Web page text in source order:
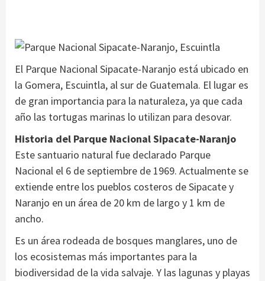
El Parque Nacional Sipacate-Naranjo está ubicado en
la Gomera, Escuintla, al sur de Guatemala. El lugar es
de gran importancia para la naturaleza, ya que cada
año las tortugas marinas lo utilizan para desovar.
Historia del Parque Nacional Sipacate-Naranjo
Este santuario natural fue declarado Parque
Nacional el 6 de septiembre de 1969. Actualmente se
extiende entre los pueblos costeros de Sipacate y
Naranjo en un área de 20 km de largo y 1 km de
ancho.
Es un área rodeada de bosques manglares, uno de
los ecosistemas más importantes para la
biodiversidad de la vida salvaje. Y las lagunas y playas